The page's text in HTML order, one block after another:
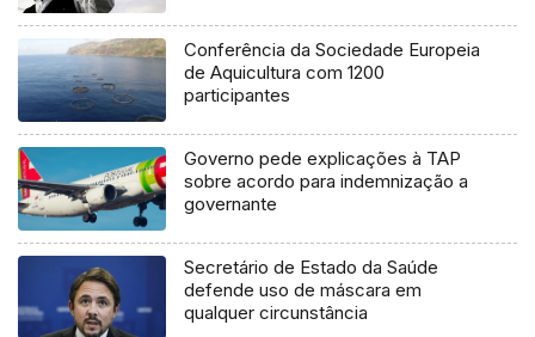
Conferência da Sociedade Europeia
de Aquicultura com 1200
participantes
Governo pede explicações à TAP
sobre acordo para indemnização a
governante
Secretário de Estado da Saúde
defende uso de máscara em
qualquer circunstância